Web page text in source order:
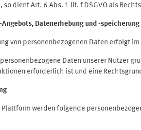
so dient Art. 6 Abs. 1 lit. f DSGVO als
Angebots, Datenerhebung und -speicherung
von personenbezogenen Daten erfolgt
Daten unserer Nutzer
erforderlich ist und eine
werden folgende